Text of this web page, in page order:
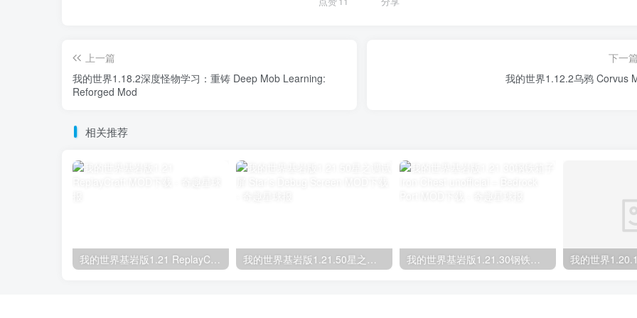
上一篇
我的世界1.18.2深度怪物学习：重铸 Deep Mob Learning:
Reforged Mod
下一篇
我的世界1.12.2乌鸦 Corvus
相关推荐
我的世界基岩版1.21 ReplayCraft MOD下载 我的世界基岩版1.21.50星之调试屏 Star’s Debug Screen MOD下载 我的世界基岩版1.21.30钢铁箱子 Iron Chest unofficial – Bedrock Port MOD下载